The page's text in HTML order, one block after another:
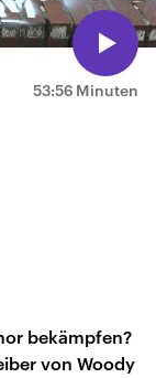
53:56 Minuten
bekämpfen?
von Woody